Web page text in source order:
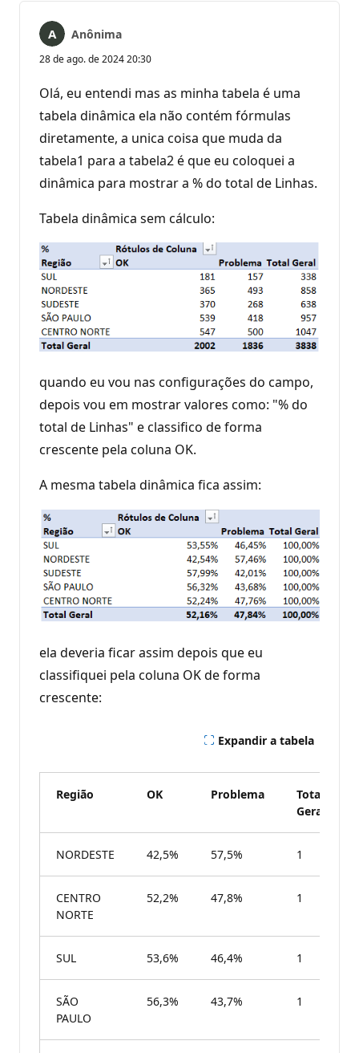
Anônima
28 de ago. de 2024 20:30
Olá, eu entendi mas as minha tabela é uma
tabela dinâmica ela não contém fórmulas
diretamente, a unica coisa que muda da
tabela1 para a tabela2 é que eu coloquei a
dinâmica para mostrar a % do total de Linhas.
Tabela dinâmica sem cálculo:
quando eu vou nas configurações do campo,
depois vou em mostrar valores como: "% do
total de Linhas" e classifico de forma
crescente pela coluna OK.
A mesma tabela dinâmica fica assim:
ela deveria ficar assim depois que eu
classifiquei pela coluna OK de forma
crescente:
Expandir a tabela
Região OK Problema
Total
Geral
NORDESTE 42,5% 57,5% 1
CENTRO
NORTE
52,2% 47,8% 1
SUL 53,6% 46,4% 1
SÃO
PAULO
56,3% 43,7% 1